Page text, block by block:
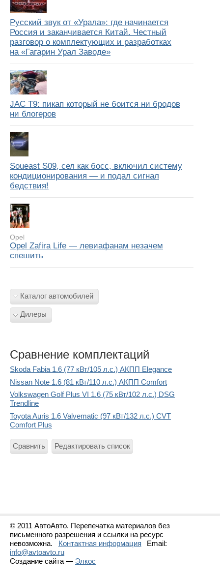
Русский звук от «Урала»: где начинается
Россия и заканчивается Китай. Честный
разговор о комплектующих и разработках
на «Гагарин Урал Заводе»
JAC T9: пикап который не боится ни бродов
ни блогеров
Soueast S09, сел как босс, включил систему
кондиционирования — и подал сигнал
бедствия!
Opel
Opel Zafira Life — левиафанам незачем
спешить
Каталог автомобилей
Дилеры
Сравнение комплектаций
Skoda Fabia 1.6 (77 кВт/105 л.с.) АКПП Elegance
Nissan Note 1.6 (81 кВт/110 л.с.) АКПП Comfort
Volkswagen Golf Plus VI 1.6 (75 кВт/102 л.с.) DSG
Trendline
Toyota Auris 1.6 Valvematic (97 кВт/132 л.с.) CVT
Comfort Plus
Сравнить Редактировать список
© 2011 АвтоАвто. Перепечатка материалов без
письменного разрешения и ссылки на ресурс
невозможна.
Контактная информация
Email:
info@avtoavto.ru
Создание сайта — Элкос